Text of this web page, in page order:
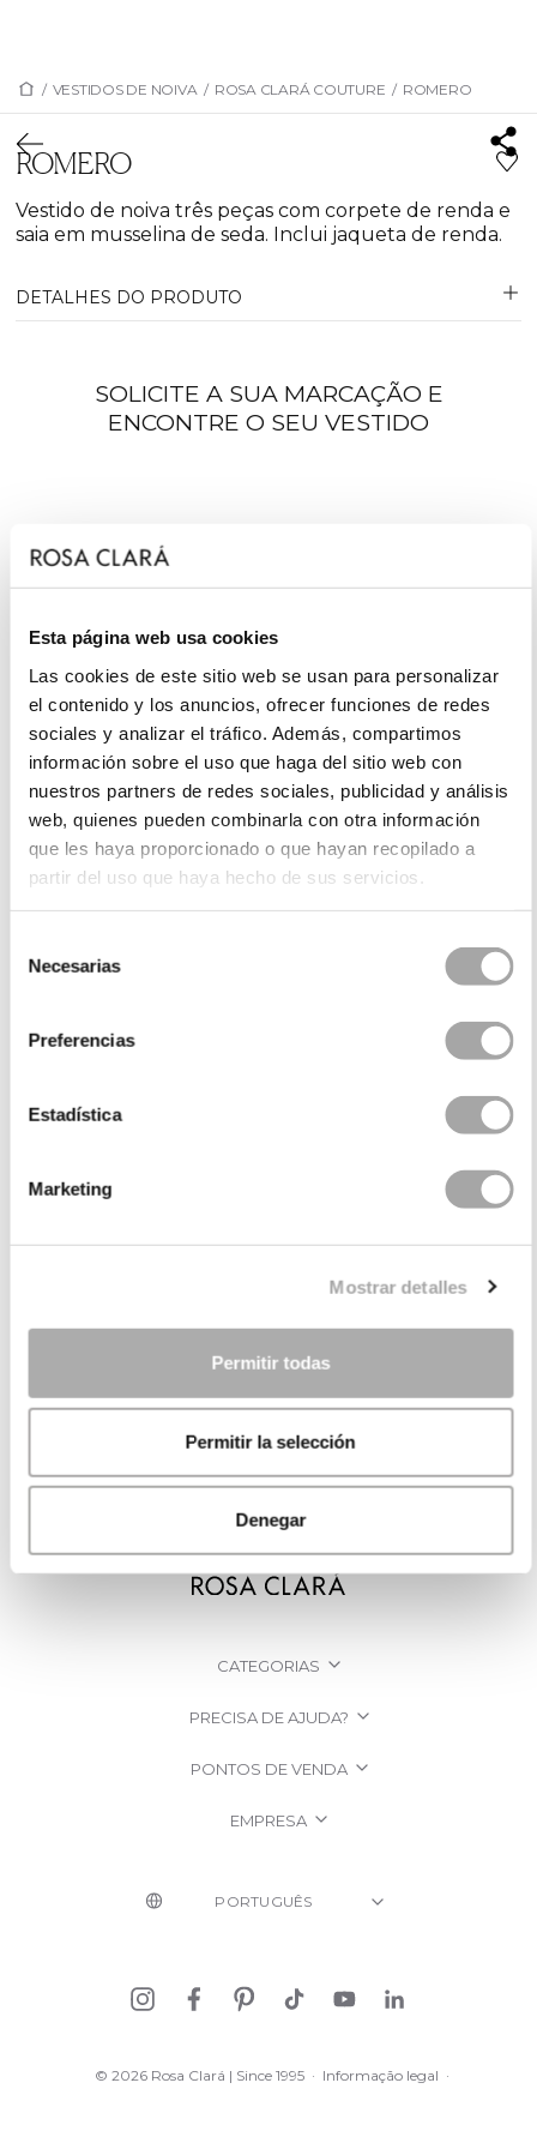
Esta página web usa cookies
Las cookies de este sitio web se usan para personalizar
el contenido y los anuncios, ofrecer funciones de redes
sociales y analizar el tráfico. Además, compartimos
información sobre el uso que haga del sitio web con
nuestros partners de redes sociales, publicidad y análisis
web, quienes pueden combinarla con otra información
que les haya proporcionado o que hayan recopilado a
partir del uso que haya hecho de sus servicios.
Necesarias
Preferencias
Estadística
Marketing
Mostrar detalles
Permitir todas
Permitir la selección
Denegar
/ VESTIDOS DE NOIVA / ROSA CLARÁ COUTURE / ROMERO
ROMERO
Vestido de noiva três peças com corpete de renda e
saia em musselina de seda. Inclui jaqueta de renda.
DETALHES DO PRODUTO
SOLICITE A SUA MARCAÇÃO E
ENCONTRE O SEU VESTIDO
CATEGORIAS
PRECISA DE AJUDA?
PONTOS DE VENDA
EMPRESA
© 2026 Rosa Clará | Since 1995 · Informação legal ·